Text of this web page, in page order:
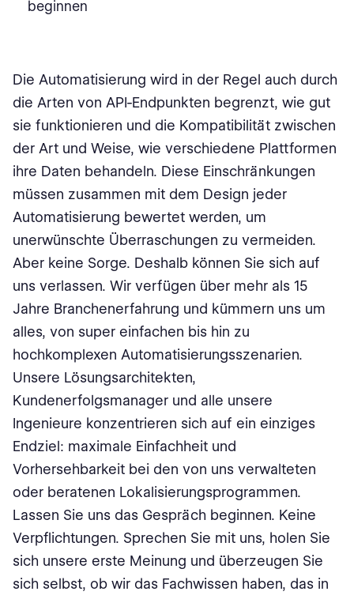
beginnen
Die Automatisierung wird in der Regel auch durch
die Arten von API-Endpunkten begrenzt, wie gut
sie funktionieren und die Kompatibilität zwischen
der Art und Weise, wie verschiedene Plattformen
ihre Daten behandeln. Diese Einschränkungen
müssen zusammen mit dem Design jeder
Automatisierung bewertet werden, um
unerwünschte Überraschungen zu vermeiden.
Aber keine Sorge. Deshalb können Sie sich auf
uns verlassen. Wir verfügen über mehr als 15
Jahre Branchenerfahrung und kümmern uns um
alles, von super einfachen bis hin zu
hochkomplexen Automatisierungsszenarien.
Unsere Lösungsarchitekten,
Kundenerfolgsmanager und alle unsere
Ingenieure konzentrieren sich auf ein einziges
Endziel: maximale Einfachheit und
Vorhersehbarkeit bei den von uns verwalteten
oder beratenen Lokalisierungsprogrammen.
Lassen Sie uns das Gespräch beginnen. Keine
Verpflichtungen. Sprechen Sie mit uns, holen Sie
sich unsere erste Meinung und überzeugen Sie
sich selbst, ob wir das Fachwissen haben, das in